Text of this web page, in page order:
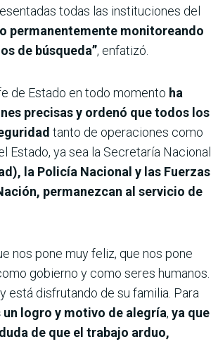
todas las instituciones del
permanentemente monitoreando
de búsqueda”, enfatizó.
de Estado en todo momento ha
precisas y ordenó que todos los
tanto de operaciones como
Estado, ya sea la Secretaría Nacional
la Policía Nacional y las Fuerzas
permanezcan al servicio de
nos pone muy feliz, que nos pone
gobierno y como seres humanos.
y está disfrutando de su familia. Para
un logro y motivo de alegría, ya que
de que el trabajo arduo,